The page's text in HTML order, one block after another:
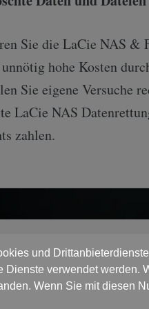
Sie die LaCie NAS &
hohe Kosten
Sie eigene Versuche
LaCie NAS
zahlen.
und
Dienste verwendet
Wenn Sie mit diesen